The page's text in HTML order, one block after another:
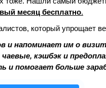
месяц бесплатно.
который упрощает
и напоминает им о
чаевые, кэшбэк и
и помогает больше